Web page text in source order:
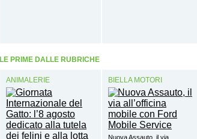
LE PRIME DALLE RUBRICHE
ANIMALERIE BIELLA MOTORI
Nuova Assauto, il via